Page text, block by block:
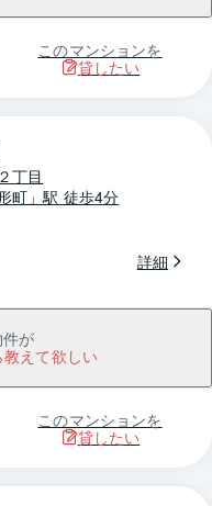
このマンションを
貸したい
丁目
町」駅 徒歩4分
詳細
件が
えて欲しい
このマンションを
貸したい